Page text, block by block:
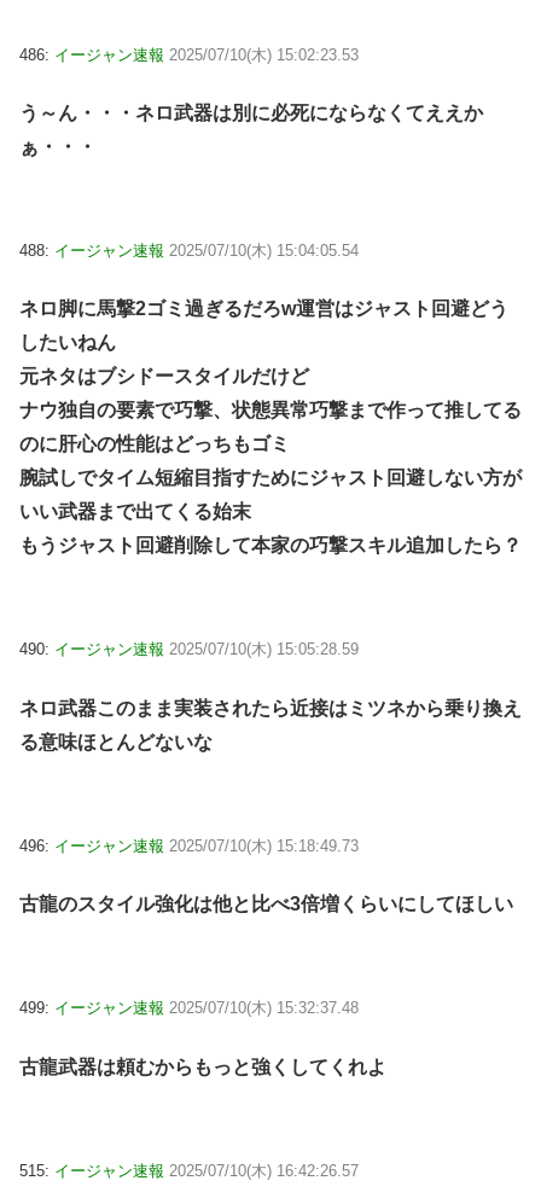
486: イージャン速報 2025/07/10(木) 15:02:23.53
う～ん・・・ネロ武器は別に必死にならなくてええか
ぁ・・・
488: イージャン速報 2025/07/10(木) 15:04:05.54
ネロ脚に馬撃2ゴミ過ぎるだろw運営はジャスト回避どう
したいねん
元ネタはブシドースタイルだけど
ナウ独自の要素で巧撃、状態異常巧撃まで作って推してる
のに肝心の性能はどっちもゴミ
腕試しでタイム短縮目指すためにジャスト回避しない方が
いい武器まで出てくる始末
もうジャスト回避削除して本家の巧撃スキル追加したら？
490: イージャン速報 2025/07/10(木) 15:05:28.59
ネロ武器このまま実装されたら近接はミツネから乗り換え
る意味ほとんどないな
496: イージャン速報 2025/07/10(木) 15:18:49.73
古龍のスタイル強化は他と比べ3倍増くらいにしてほしい
499: イージャン速報 2025/07/10(木) 15:32:37.48
古龍武器は頼むからもっと強くしてくれよ
515: イージャン速報 2025/07/10(木) 16:42:26.57